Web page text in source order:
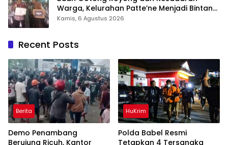
Warga, Kelurahan Patte’ne Menjadi Bintang
Takalar Award 2026
Kamis, 6 Agustus 2026
Recent Posts
Berita
Demo Penambang
Berujung Ricuh, Kantor
HuKrim
Polda Babel Resmi
Tetapkan 4 Tersangka